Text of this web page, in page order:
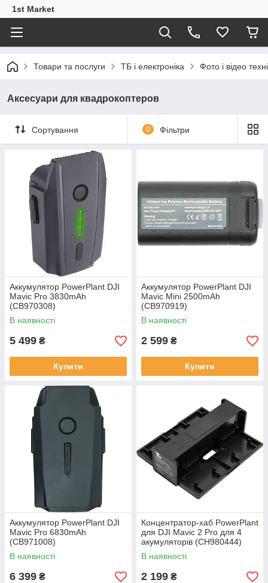
1st Market
Товари та послуги ТБ і електроніка Фото і відео
Аксесуари для квадрокоптеров
Сортування 0 Фільтри
Аккумулятор PowerPlant DJI
Mavic Pro 3830mAh
(CB970308)
В наявності
5 499 ₴
Купити
Аккумулятор PowerPlant DJI
Mavic Mini 2500mAh
(CB970919)
В наявності
2 599 ₴
Купити
Аккумулятор PowerPlant DJI
Mavic Pro 6830mAh
(CB971008)
В наявності
6 399 ₴
Концентратор-хаб PowerPlant
для DJI Mavic 2 Pro для 4
акумуляторів (CH980444)
В наявності
2 199 ₴